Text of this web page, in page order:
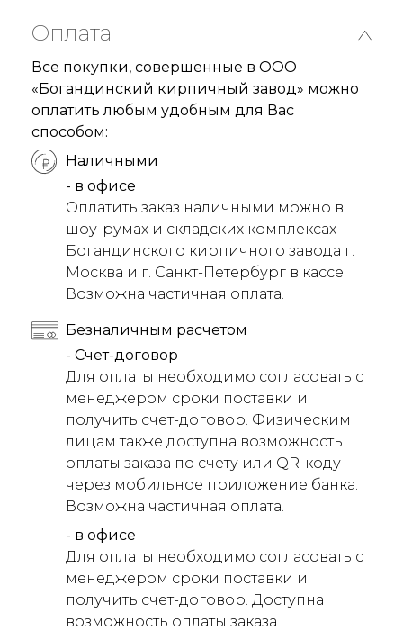
Оплата
Все покупки, совершенные в ООО
«Богандинский кирпичный завод» можно
оплатить любым удобным для Вас
способом:
Наличными
- в офисе
Оплатить заказ наличными можно в
шоу-румах и складских комплексах
Богандинского кирпичного завода г.
Москва и г. Санкт-Петербург в кассе.
Возможна частичная оплата.
Безналичным расчетом
- Счет-договор
Для оплаты необходимо согласовать с
менеджером сроки поставки и
получить счет-договор. Физическим
лицам также доступна возможность
оплаты заказа по счету или QR-коду
через мобильное приложение банка.
Возможна частичная оплата.
- в офисе
Для оплаты необходимо согласовать с
менеджером сроки поставки и
получить счет-договор. Доступна
возможность оплаты заказа